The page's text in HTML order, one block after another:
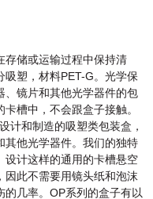
存储或运输过程中保持清
塑，材料PET-G。光学保
、镜片和其他光学器件的包
槽中，不会跟盒子接触。
计和制造的吸塑类包装盒，
其他光学器件。我们的独特
设计这样的通用的卡槽悬空
因此不需要用镜头纸和泡沫
几率。OP系列的盒子有以